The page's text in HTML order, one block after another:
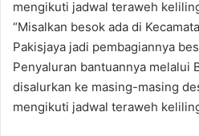
mengikuti jadwal teraweh
“Misalkan besok ada di
Pakisjaya jadi pembagiannya
Penyaluran bantuannya melalui
disalurkan ke masing-masing
mengikuti jadwal teraweh